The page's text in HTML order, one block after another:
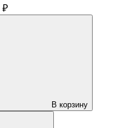
₽
В корзину